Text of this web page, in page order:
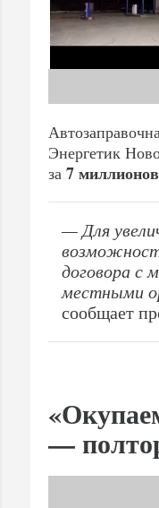
Энергетик
за 7 миллионов
— Для
договора с
местными
сообщает
—